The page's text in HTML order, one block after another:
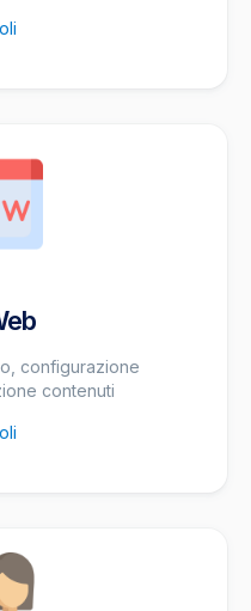
configurazione
contenuti